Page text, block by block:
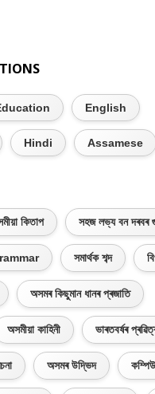
English
Hindi Assamese
কিতাপ সহজ লভ্য বন দৰবৰ
সমাৰ্থক শব্দ
অসমৰ কিছুমান ধানৰ প্ৰজাতি
অসমীয়া কাহিনী ভাৰতবৰ্ষৰ
অসমৰ উদ্ভিদ